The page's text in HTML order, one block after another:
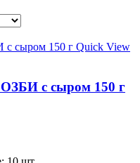
Quick View
с сыром 150 г